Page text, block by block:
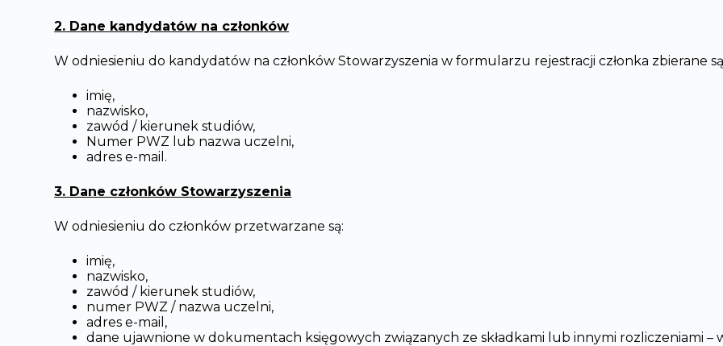
2. Dane kandydatów na członków
W odniesieniu do kandydatów na członków Stowarzyszenia w formularzu rejestracji członka zbierane
imię,
nazwisko,
zawód / kierunek studiów,
Numer PWZ lub nazwa uczelni,
adres e-mail.
3. Dane członków Stowarzyszenia
W odniesieniu do członków przetwarzane są:
imię,
nazwisko,
zawód / kierunek studiów,
numer PWZ / nazwa uczelni,
adres e-mail,
dane ujawnione w dokumentach księgowych związanych ze składkami lub innymi rozliczeniami –